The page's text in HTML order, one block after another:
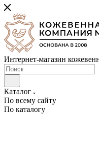
Интернет-магазин
Каталог
По всему сайту
По каталогу